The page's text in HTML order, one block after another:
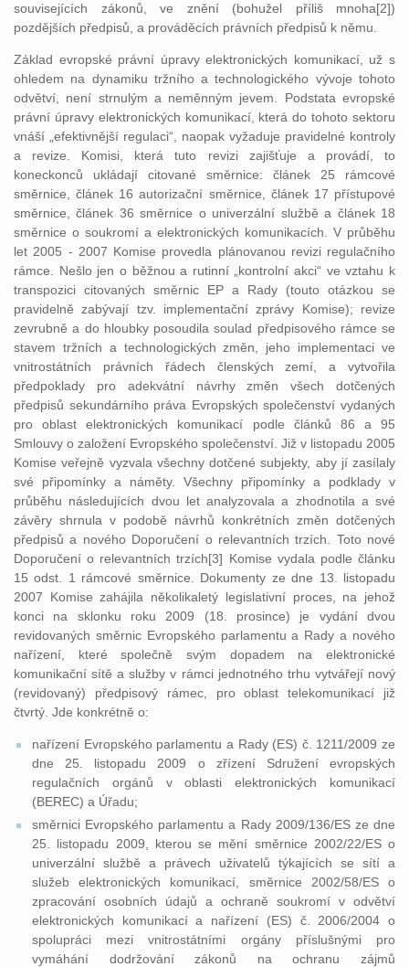
souvisejících zákonů, ve znění (bohužel příliš mnoha[2])
pozdějších předpisů, a prováděcích právních předpisů k němu.
Základ evropské právní úpravy elektronických komunikací, už s
ohledem na dynamiku tržního a technologického vývoje tohoto
odvětví, není strnulým a neměnným jevem. Podstata evropské
právní úpravy elektronických komunikací, která do tohoto sektoru
vnáší „efektivnější regulaci“, naopak vyžaduje pravidelné kontroly
a revize. Komisi, která tuto revizi zajišťuje a provádí, to
koneckonců ukládají citované směrnice: článek 25 rámcové
směrnice, článek 16 autorizační směrnice, článek 17 přístupové
směrnice, článek 36 směrnice o univerzální službě a článek 18
směrnice o soukromí a elektronických komunikacích. V průběhu
let 2005 - 2007 Komise provedla plánovanou revizi regulačního
rámce. Nešlo jen o běžnou a rutinní „kontrolní akci“ ve vztahu k
transpozici citovaných směrnic EP a Rady (touto otázkou se
pravidelně zabývají tzv. implementační zprávy Komise); revize
zevrubně a do hloubky posoudila soulad předpisového rámce se
stavem tržních a technologických změn, jeho implementaci ve
vnitrostátních právních řádech členských zemí, a vytvořila
předpoklady pro adekvátní návrhy změn všech dotčených
předpisů sekundárního práva Evropských společenství vydaných
pro oblast elektronických komunikací podle článků 86 a 95
Smlouvy o založení Evropského společenství. Již v listopadu 2005
Komise veřejně vyzvala všechny dotčené subjekty, aby jí zasílaly
své připomínky a náměty. Všechny připomínky a podklady v
průběhu následujících dvou let analyzovala a zhodnotila a své
závěry shrnula v podobě návrhů konkrétních změn dotčených
předpisů a nového Doporučení o relevantních trzích. Toto nové
Doporučení o relevantních trzích[3] Komise vydala podle článku
15 odst. 1 rámcové směrnice. Dokumenty ze dne 13. listopadu
2007 Komise zahájila několikaletý legislativní proces, na jehož
konci na sklonku roku 2009 (18. prosince) je vydání dvou
revidovaných směrnic Evropského parlamentu a Rady a nového
nařízení, které společně svým dopadem na elektronické
komunikační sítě a služby v rámci jednotného trhu vytvářejí nový
(revidovaný) předpisový rámec, pro oblast telekomunikací již
čtvrtý. Jde konkrétně o:
nařízení Evropského parlamentu a Rady (ES) č. 1211/2009 ze
dne 25. listopadu 2009 o zřízení Sdružení evropských
regulačních orgánů v oblasti elektronických komunikací
(BEREC) a Úřadu;
směrnici Evropského parlamentu a Rady 2009/136/ES ze dne
25. listopadu 2009, kterou se mění směrnice 2002/22/ES o
univerzální službě a právech uživatelů týkajících se sítí a
služeb elektronických komunikací, směrnice 2002/58/ES o
zpracování osobních údajů a ochraně soukromí v odvětví
elektronických komunikací a nařízení (ES) č. 2006/2004 o
spolupráci mezi vnitrostátními orgány příslušnými pro
vymáhání dodržování zákonů na ochranu zájmů